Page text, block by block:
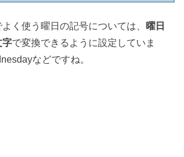
く使う曜日の記号については、曜日
字で変換できるように設定していま
などですね。